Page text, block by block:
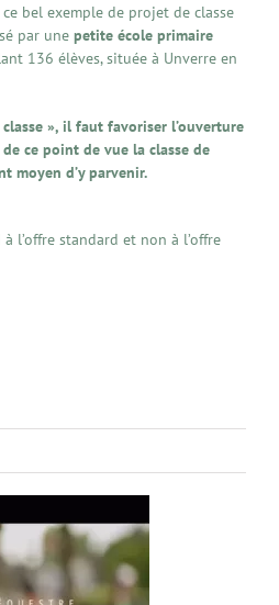
bel exemple de projet de classe
par une petite école primaire
136 élèves, située à Unverre en
classe », il faut favoriser l’ouverture
ce point de vue la classe de
moyen d’y parvenir.
l’offre standard et non à l’offre